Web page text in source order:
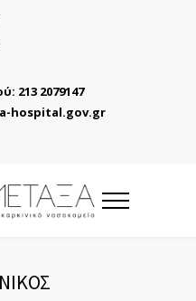
213 2079147
hospital.gov.gr